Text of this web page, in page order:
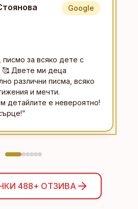
Google
писмо за всяко дете с
Двете ми деца
различни писма, всяко
и мечти.
детайлите е невероятно!
”
488+ ОТЗИВА